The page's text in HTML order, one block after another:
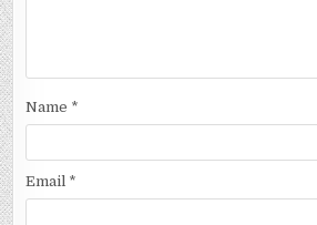
Name *
Email *